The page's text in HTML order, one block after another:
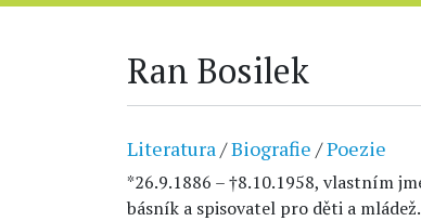
Ran Bosilek
Literatura/Biografie /Poezie
*26.9.1886 – †8.10.1958, vlastním
básník a spisovatel pro děti a